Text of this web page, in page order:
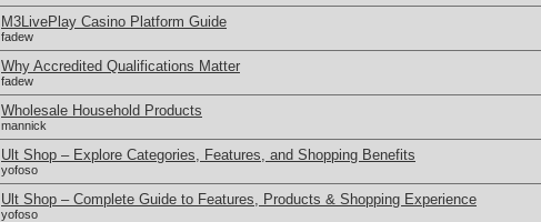
M3LivePlay Casino Platform Guide
fadew
Why Accredited Qualifications Matter
fadew
Wholesale Household Products
mannick
Ult Shop – Explore Categories, Features, and Shopping Benefits
yofoso
Ult Shop – Complete Guide to Features, Products & Shopping Experience
yofoso